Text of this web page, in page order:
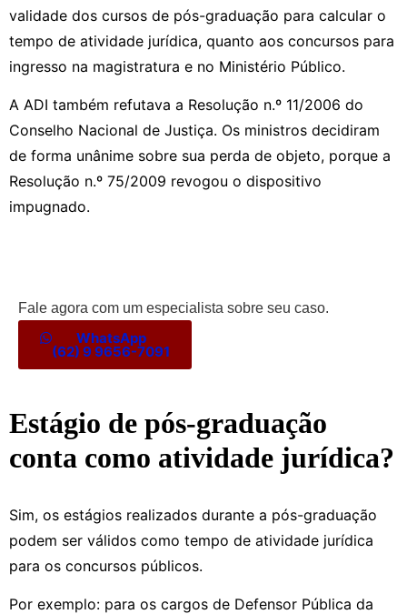
validade dos cursos de pós-graduação para calcular o
tempo de atividade jurídica, quanto aos concursos para
ingresso na magistratura e no Ministério Público.
A ADI também refutava a Resolução n.º 11/2006 do
Conselho Nacional de Justiça. Os ministros decidiram
de forma unânime sobre sua perda de objeto, porque a
Resolução n.º 75/2009 revogou o dispositivo
impugnado.
Fale agora com um especialista sobre seu caso.
WhatsApp
(62) 9 9656-7091
Estágio de pós-graduação
conta como atividade jurídica?
Sim, os estágios realizados durante a pós-graduação
podem ser válidos como tempo de atividade jurídica
para os concursos públicos.
Por exemplo: para os cargos de Defensor Pública da